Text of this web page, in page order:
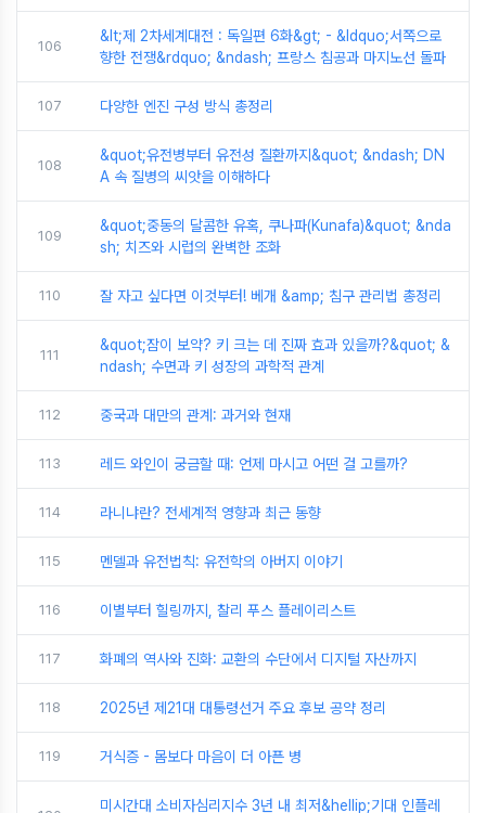
106
&lt;제 2차세계대전 : 독일편 6화&gt; - &ldquo;서쪽으로
향한 전쟁&rdquo; &ndash; 프랑스 침공과 마지노선 돌파
107 다양한 엔진 구성 방식 총정리
108
&quot;유전병부터 유전성 질환까지&quot; &ndash; DN
A 속 질병의 씨앗을 이해하다
109
&quot;중동의 달콤한 유혹, 쿠나파(Kunafa)&quot; &nda
sh; 치즈와 시럽의 완벽한 조화
110 잘 자고 싶다면 이것부터! 베개 &amp; 침구 관리법 총정리
111
&quot;잠이 보약? 키 크는 데 진짜 효과 있을까?&quot; &
ndash; 수면과 키 성장의 과학적 관계
112 중국과 대만의 관계: 과거와 현재
113 레드 와인이 궁금할 때: 언제 마시고 어떤 걸 고를까?
114 라니냐란? 전세계적 영향과 최근 동향
115 멘델과 유전법칙: 유전학의 아버지 이야기
116 이별부터 힐링까지, 찰리 푸스 플레이리스트
117 화폐의 역사와 진화: 교환의 수단에서 디지털 자산까지
118 2025년 제21대 대통령선거 주요 후보 공약 정리
119 거식증 - 몸보다 마음이 더 아픈 병
미시간대 소비자심리지수 3년 내 최저&hellip;기대 인플레